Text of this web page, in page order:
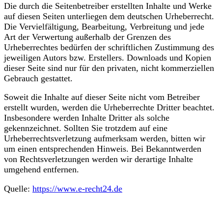
Die durch die Seitenbetreiber erstellten Inhalte und Werke
auf diesen Seiten unterliegen dem deutschen Urheberrecht.
Die Vervielfältigung, Bearbeitung, Verbreitung und jede
Art der Verwertung außerhalb der Grenzen des
Urheberrechtes bedürfen der schriftlichen Zustimmung des
jeweiligen Autors bzw. Erstellers. Downloads und Kopien
dieser Seite sind nur für den privaten, nicht kommerziellen
Gebrauch gestattet.
Soweit die Inhalte auf dieser Seite nicht vom Betreiber
erstellt wurden, werden die Urheberrechte Dritter beachtet.
Insbesondere werden Inhalte Dritter als solche
gekennzeichnet. Sollten Sie trotzdem auf eine
Urheberrechtsverletzung aufmerksam werden, bitten wir
um einen entsprechenden Hinweis. Bei Bekanntwerden
von Rechtsverletzungen werden wir derartige Inhalte
umgehend entfernen.
Quelle: https://www.e-recht24.de